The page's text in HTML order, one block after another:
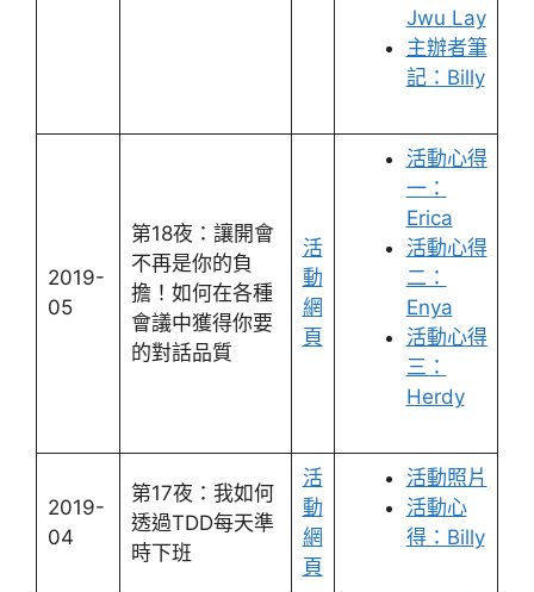
Jwu Lay
主辦者筆
記：Billy
2019-
05
第18夜：讓開會
不再是你的負
擔！如何在各種
會議中獲得你要
的對話品質
活
動
網
頁
活動心得
一：
Erica
活動心得
二：
Enya
活動心得
三：
Herdy
2019-
04
第17夜：我如何
透過TDD每天準
時下班
活
動
網
頁
活動照片
活動心
得：Billy